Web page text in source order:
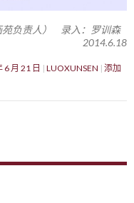
苑负责人） 录入：罗训森
2014.6.18
6 月 21 日 LUOXUNSEN 添加